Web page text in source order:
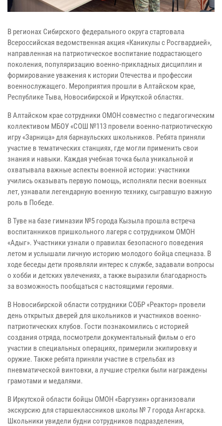
В регионах Сибирского федерального округа стартовала
Всероссийская ведомственная акция «Каникулы с Росгвардией»,
направленная на патриотическое воспитание подрастающего
поколения, популяризацию военно-прикладных дисциплин и
формирование уважения к истории Отечества и профессии
военнослужащего. Мероприятия прошли в Алтайском крае,
Республике Тыва, Новосибирской и Иркутской областях.
В Алтайском крае сотрудники ОМОН совместно с педагогическим
коллективом МБОУ «СОШ №113 провели военно-патриотическую
игру «Зарница» для барнаульских школьников. Ребята приняли
участие в тематических станциях, где могли применить свои
знания и навыки. Каждая учебная точка была уникальной и
охватывала важные аспекты военной истории: участники
учились оказывать первую помощь, исполняли песни военных
лет, узнавали легендарную военную технику, сыгравшую важную
роль в Победе.
В Туве на базе гимназии №5 города Кызыла прошла встреча
воспитанников пришкольного лагеря с сотрудником ОМОН
«Адыг». Участники узнали о правилах безопасного поведения
летом и услышали личную историю молодого бойца спецназа. В
ходе беседы дети проявляли интерес к службе, задавали вопросы
о хобби и детских увлечениях, а также выразили благодарность
за возможность пообщаться с настоящими героями.
В Новосибирской области сотрудники СОБР «Реактор» провели
день открытых дверей для школьников и участников военно-
патриотических клубов. Гости познакомились с историей
создания отряда, посмотрели документальный фильм о его
участии в специальных операциях, примерили экипировку и
оружие. Также ребята приняли участие в стрельбах из
пневматической винтовки, а лучшие стрелки были награждены
грамотами и медалями.
В Иркутской области бойцы ОМОН «Баргузин» организовали
экскурсию для старшеклассников школы № 7 города Ангарска.
Школьники увидели будни сотрудников подразделения,